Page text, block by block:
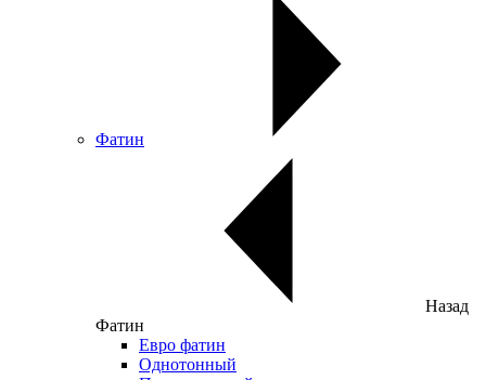
Фатин
Назад
Фатин
Евро фатин
Однотонный